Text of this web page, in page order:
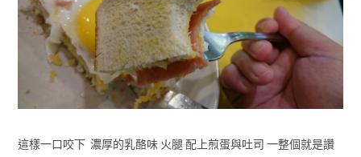
這樣一口咬下 濃厚的乳酪味 火腿 配上煎蛋與吐司 一整個就是讚